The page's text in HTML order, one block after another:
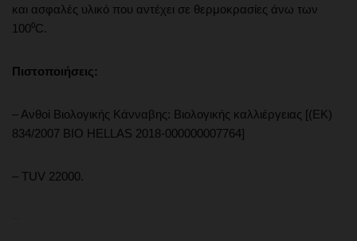
και ασφαλές υλικό που αντέχει σε θερμοκρασίες άνω των
100⁰C.
Πιστοποιήσεις:
– Ανθοί Βιολογικής Κάνναβης: Βιολογικής καλλιέργειας [(ΕΚ)
834/2007 BIO HELLAS 2018-000000007764]
– TUV 22000.